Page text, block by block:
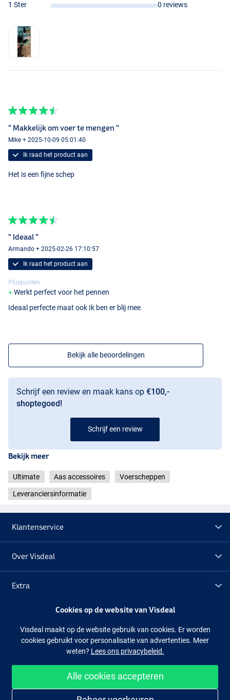
1 Ster
0 reviews
" Makkelijk om voer te mengen "
Mike + 2025-10-09 05:01:40
Ik raad het product aan
Het is een fijne schep
" Ideaal "
Armando + 2025-02-26 17:10:57
Ik raad het product aan
Pluspunten
Werkt perfect voor het pennen
Ideaal perfecte maat ook Ik ben er blij mee
Bekijk alle beoordelingen
Schrijf een review en maak kans op €100,-
shoptegoed!
Schrijf een review
Bekijk meer
Ultimate Aas accessoires Voerscheppen
Leveranciersinformatie
Klantenservice
Over Visdeal
Extra
Facebook Instagram
Makkelijk en veilig shoppen
Cookies op de website van Visdeal
Visdeal maakt op de website gebruik van cookies. Er worden
cookies gebruikt voor personalisatie van advertenties. Meer
weten? Lees ons privacybeleid.
Alle cookies accepteren